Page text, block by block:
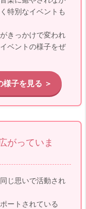
特別なイベントも
きっかけで変われ
ベントの様子をぜ
子を見る ＞
がっていま
じ思いで活動され
ートされている